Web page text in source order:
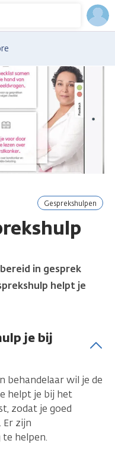
gesprekshulpen
in gesprek
helpt je
je bij
behandelaar wil je de
helpt je bij het
zodat je goed
Er zijn
helpen.